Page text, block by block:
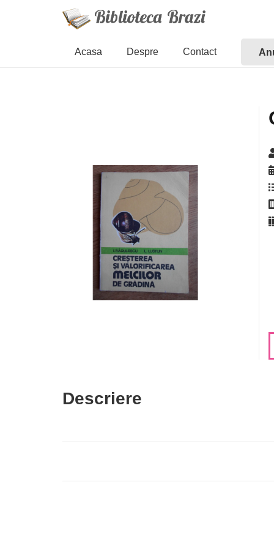
Acasa Despre Contact
Descriere